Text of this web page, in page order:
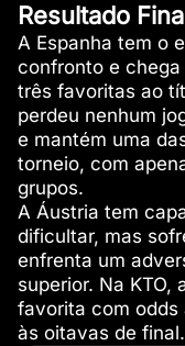
Resultado
A Espanha tem o
confronto e
três favoritas ao
perdeu nenhum
e mantém uma
torneio, com
grupos.
A Áustria tem
dificultar, mas
enfrenta um
superior. Na KTO,
favorita com odds
às oitavas de final.